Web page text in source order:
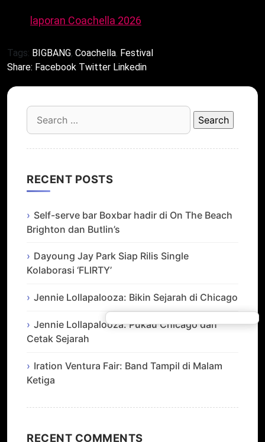
laporan Coachella 2026
Tags: BIGBANG, Coachella, Festival
Share: Facebook Twitter Linkedin
Search
for:
RECENT POSTS
Self-serve bar Boxbar hadir di On The Beach
Brighton dan Butlin’s
Dayoung Jay Park Siap Rilis Single
Kolaborasi ‘FLIRTY’
Jennie Lollapalooza: Bikin Sejarah di Chicago
Jennie Lollapalooza: Pukau Chicago dan
Cetak Sejarah
Iration Ventura Fair: Band Tampil di Malam
Ketiga
RECENT COMMENTS